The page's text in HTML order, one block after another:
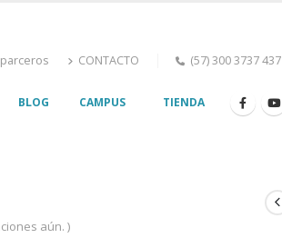
CONTACTO (57) 300 3737 437
BLOG CAMPUS TIENDA
aún. )